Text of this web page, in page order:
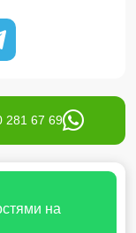
281 67 69
на